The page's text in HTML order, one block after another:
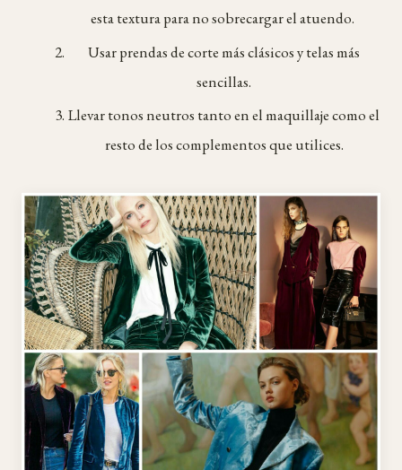
esta textura para no sobrecargar el atuendo.
Usar prendas de corte más clásicos y telas más
sencillas.
Llevar tonos neutros tanto en el maquillaje como el
resto de los complementos que utilices.